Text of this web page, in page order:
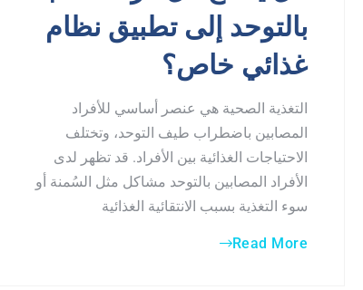
بالتوحد إلى تطبيق نظام
غذائي خاص؟
التغذية الصحية هي عنصر أساسي للأفراد
المصابين باضطراب طيف التوحد، وتختلف
الاحتياجات الغذائية بين الأفراد. قد تظهر لدى
الأفراد المصابين بالتوحد مشاكل مثل السُمنة أو
سوء التغذية بسبب الانتقائية الغذائية
Read More